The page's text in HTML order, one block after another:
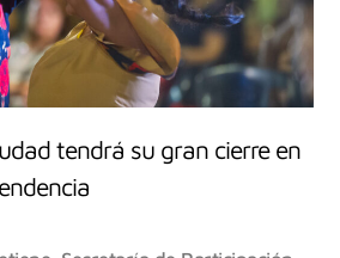
tendrá su gran cierre en